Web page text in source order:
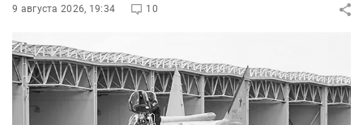
9 августа 2026, 19:34 10